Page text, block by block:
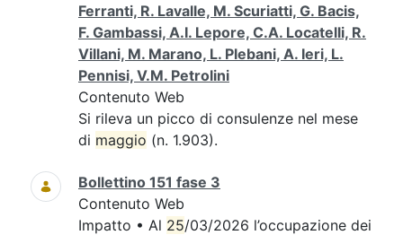
Ferranti, R. Lavalle, M. Scuriatti, G. Bacis,
F. Gambassi, A.I. Lepore, C.A. Locatelli, R.
Villani, M. Marano, L. Plebani, A. Ieri, L.
Pennisi, V.M. Petrolini
Contenuto Web
Si rileva un picco di consulenze nel mese
di maggio (n. 1.903).
Bollettino 151 fase 3
Contenuto Web
Impatto • Al 25/03/2026 l’occupazione dei